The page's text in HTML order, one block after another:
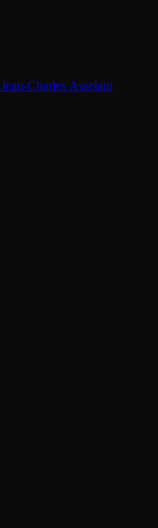
Jean-Charles Asselain